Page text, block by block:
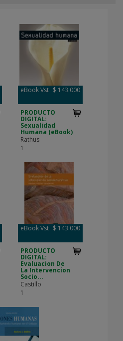
eBook Vst $ 143.000
PRODUCTO
DIGITAL:
Sexualidad
Humana (eBook)
Rathus
1
eBook Vst $ 143.000
PRODUCTO
DIGITAL:
Evaluacion De
La Intervencion
Socio...
Castillo
1